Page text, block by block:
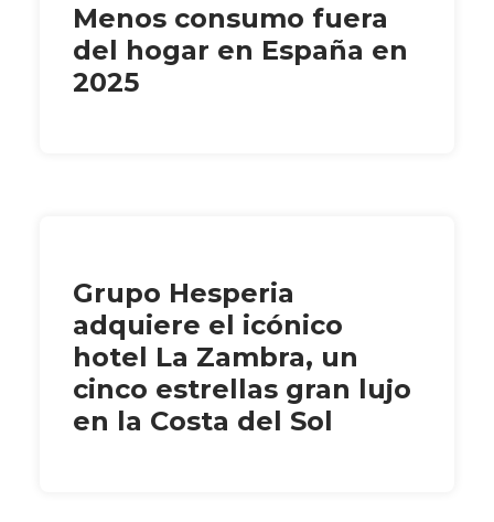
Menos consumo fuera
del hogar en España en
2025
Grupo Hesperia
adquiere el icónico
hotel La Zambra, un
cinco estrellas gran lujo
en la Costa del Sol